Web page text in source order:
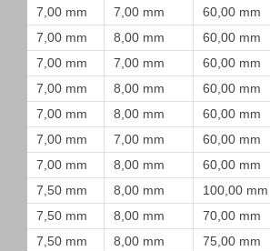
7,00 mm 7,00 mm 60,00 mm
7,00 mm
8,00 mm 60,00 mm
7,00 mm
7,00 mm 60,00 mm
7,00 mm
8,00 mm 60,00 mm
7,00 mm
8,00 mm 60,00 mm
7,00 mm
7,00 mm 60,00 mm
7,00 mm
8,00 mm 60,00 mm
7,50 mm
8,00 mm 100,00 mm
7,50 mm
8,00 mm 70,00 mm
7,50 mm
8,00 mm 75,00 mm